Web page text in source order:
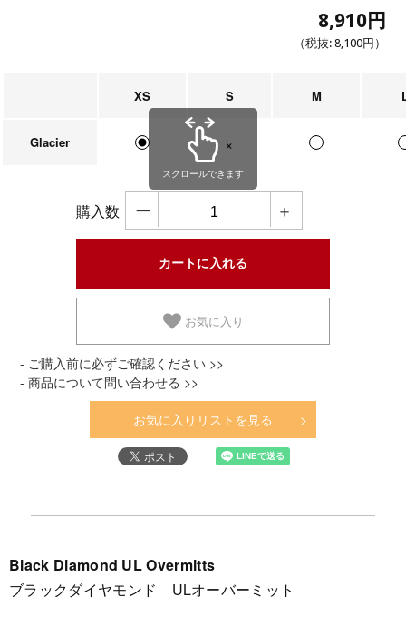
8,910円
（税抜: 8,100円 ）
XS S M
Glacier 在庫なし
スクロールできます
購入数 ー ＋
お気に入り
- ご購入前に必ずご確認ください >>
- 商品について問い合わせる >>
お気に入りリストを見る
Black Diamond UL Overmitts
ブラックダイヤモンド ULオーバーミット